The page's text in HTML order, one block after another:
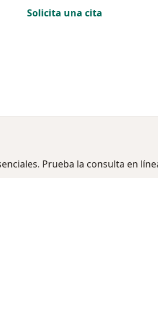
Solicita una cita
Prueba la consulta en